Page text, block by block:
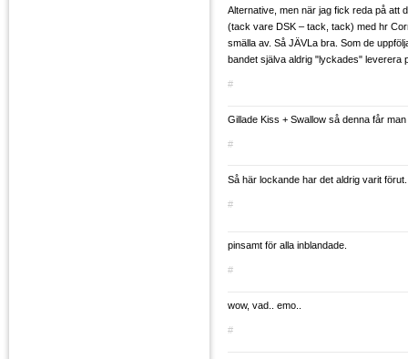
Alternative, men när jag fick reda på att
(tack vare DSK – tack, tack) med hr
smälla av. Så JÄVLa bra. Som de
bandet själva aldrig "lyckades" leverera
#
Gillade Kiss + Swallow så denna får
#
Så här lockande har det aldrig varit
#
pinsamt för alla inblandade.
#
wow, vad.. emo..
#